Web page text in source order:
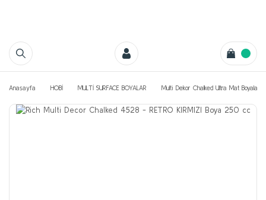
Anasayfa HOBİ MULTİ SURFACE BOYALAR Multi Dekor Chalked Ultra Mat Boyaları